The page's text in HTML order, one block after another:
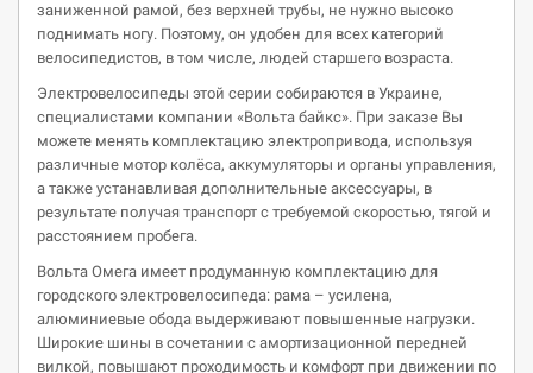
заниженной рамой, без верхней трубы, не нужно высоко
поднимать ногу. Поэтому, он удобен для всех категорий
велосипедистов, в том числе, людей старшего возраста.
Электровелосипеды этой серии собираются в Украине,
специалистами компании «Вольта байкс». При заказе Вы
можете менять комплектацию электропривода, используя
различные мотор колёса, аккумуляторы и органы управления,
а также устанавливая дополнительные аксессуары, в
результате получая транспорт с требуемой скоростью, тягой и
расстоянием пробега.
Вольта Омега имеет продуманную комплектацию для
городского электровелосипеда: рама – усилена,
алюминиевые обода выдерживают повышенные нагрузки.
Широкие шины в сочетании с амортизационной передней
вилкой, повышают проходимость и комфорт при движении по